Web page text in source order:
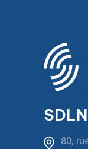
SDLN
80,